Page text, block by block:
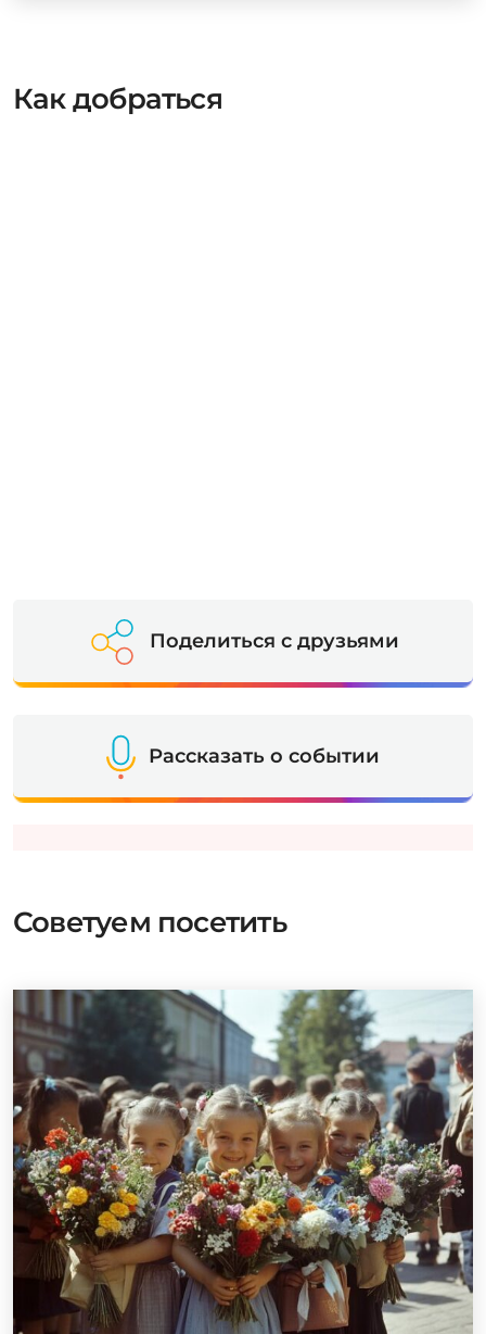
Как добраться
Поделиться с друзьями
Рассказать о событии
Советуем посетить